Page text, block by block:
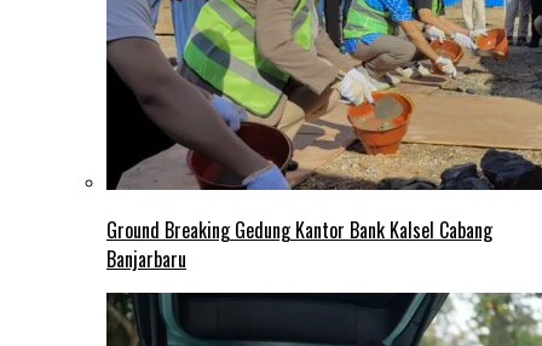
Ground Breaking Gedung Kantor Bank Kalsel Cabang
Banjarbaru